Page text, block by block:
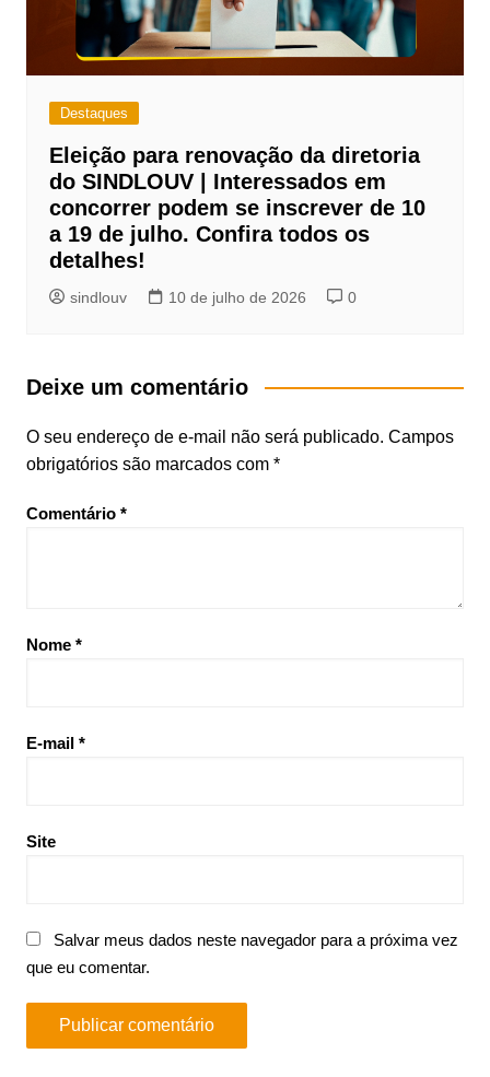
Destaques
Eleição para renovação da diretoria
do SINDLOUV | Interessados em
concorrer podem se inscrever de 10
a 19 de julho. Confira todos os
detalhes!
sindlouv 10 de julho de 2026 0
Deixe um comentário
O seu endereço de e-mail não será publicado. Campos
obrigatórios são marcados com *
Comentário *
Nome *
E-mail *
Site
Salvar meus dados neste navegador para a próxima vez
que eu comentar.